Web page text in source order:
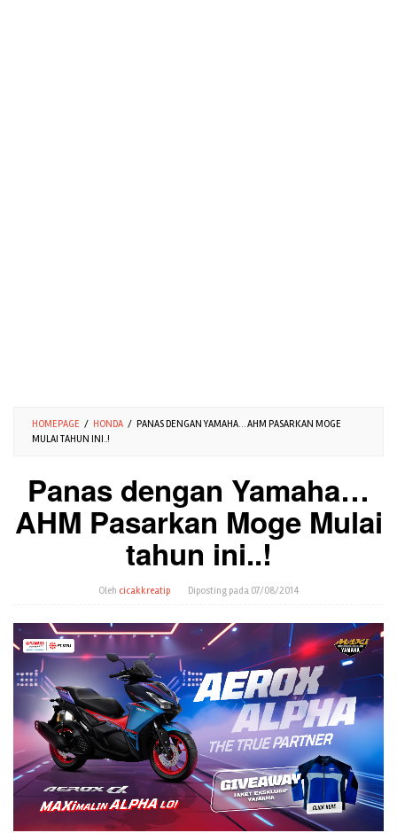
HOMEPAGE / HONDA / PANAS DENGAN YAMAHA… AHM PASARKAN MOGE
MULAI TAHUN INI..!
Panas dengan Yamaha…
AHM Pasarkan Moge Mulai
tahun ini..!
Oleh cicakkreatip Diposting pada 07/08/2014